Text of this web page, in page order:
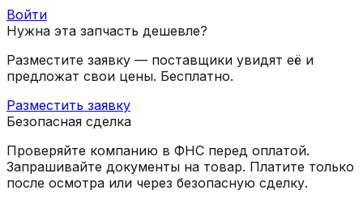
Войти
Нужна эта запчасть дешевле?
Разместите заявку — поставщики увидят её и
предложат свои цены. Бесплатно.
Разместить заявку
Безопасная сделка
Проверяйте компанию в ФНС перед оплатой.
Запрашивайте документы на товар. Платите только
после осмотра или через безопасную сделку.